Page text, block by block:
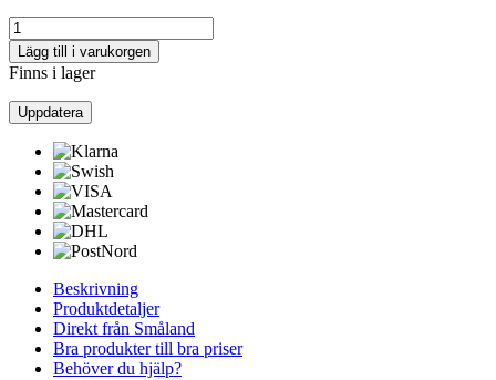
Lägg till i varukorgen
Finns i lager
Beskrivning
Produktdetaljer
Direkt från Småland
Bra produkter till bra priser
Behöver du hjälp?